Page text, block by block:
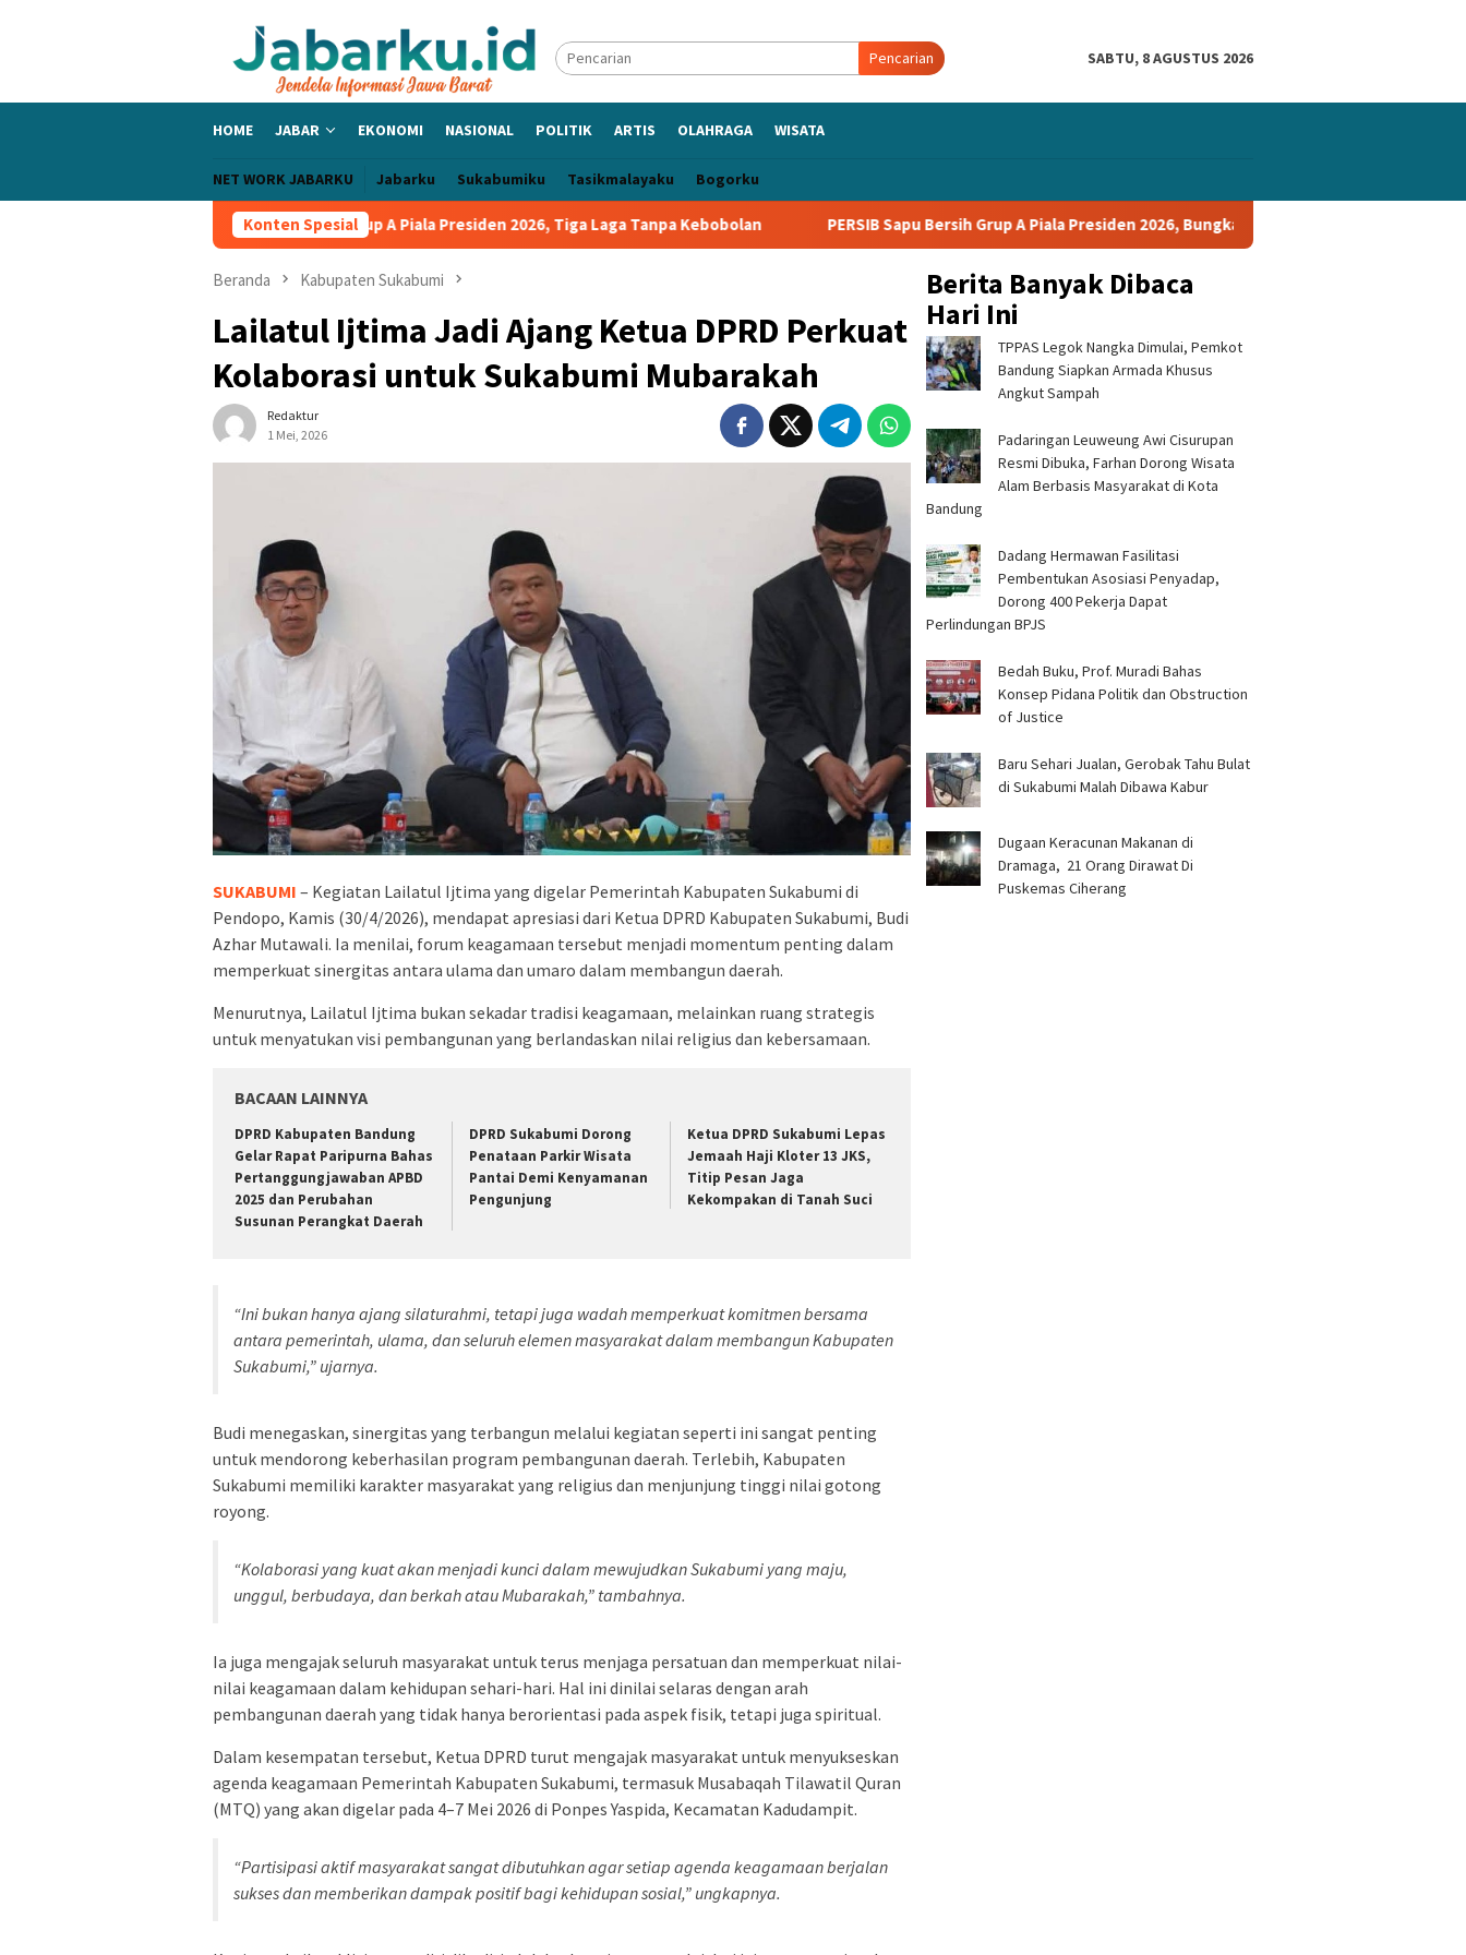
Pencarian SABTU, 8 AGUSTUS 2026
HOME JABAR EKONOMI NASIONAL POLITIK ARTIS OLAHRAGA WISATA
NET WORK JABARKU Jabarku Sukabumiku Tasikmalayaku Bogorku
Konten Spesial
Tolic Bangga PERSIB Sapu Bersih Grup A Piala Presiden 2026, Tiga Laga Tanpa Kebobolan PERSIB Sapu Bersih Grup A Piala Presiden 2026, Bungkam Tampines Rovers 1-0 dan Lolos ke
Beranda Kabupaten Sukabumi
Lailatul Ijtima Jadi Ajang Ketua DPRD Perkuat
Kolaborasi untuk Sukabumi Mubarakah
Redaktur
1 Mei, 2026
SUKABUMI – Kegiatan Lailatul Ijtima yang digelar Pemerintah Kabupaten Sukabumi di
Pendopo, Kamis (30/4/2026), mendapat apresiasi dari Ketua DPRD Kabupaten Sukabumi, Budi
Azhar Mutawali. Ia menilai, forum keagamaan tersebut menjadi momentum penting dalam
memperkuat sinergitas antara ulama dan umaro dalam membangun daerah.
Menurutnya, Lailatul Ijtima bukan sekadar tradisi keagamaan, melainkan ruang strategis
untuk menyatukan visi pembangunan yang berlandaskan nilai religius dan kebersamaan.
BACAAN LAINNYA
DPRD Kabupaten Bandung
Gelar Rapat Paripurna Bahas
Pertanggungjawaban APBD
2025 dan Perubahan
Susunan Perangkat Daerah
DPRD Sukabumi Dorong
Penataan Parkir Wisata
Pantai Demi Kenyamanan
Pengunjung
Ketua DPRD Sukabumi Lepas
Jemaah Haji Kloter 13 JKS,
Titip Pesan Jaga
Kekompakan di Tanah Suci
“Ini bukan hanya ajang silaturahmi, tetapi juga wadah memperkuat komitmen bersama
antara pemerintah, ulama, dan seluruh elemen masyarakat dalam membangun Kabupaten
Sukabumi,” ujarnya.
Budi menegaskan, sinergitas yang terbangun melalui kegiatan seperti ini sangat penting
untuk mendorong keberhasilan program pembangunan daerah. Terlebih, Kabupaten
Sukabumi memiliki karakter masyarakat yang religius dan menjunjung tinggi nilai gotong
royong.
“Kolaborasi yang kuat akan menjadi kunci dalam mewujudkan Sukabumi yang maju,
unggul, berbudaya, dan berkah atau Mubarakah,” tambahnya.
Ia juga mengajak seluruh masyarakat untuk terus menjaga persatuan dan memperkuat nilai-
nilai keagamaan dalam kehidupan sehari-hari. Hal ini dinilai selaras dengan arah
pembangunan daerah yang tidak hanya berorientasi pada aspek fisik, tetapi juga spiritual.
Dalam kesempatan tersebut, Ketua DPRD turut mengajak masyarakat untuk menyukseskan
agenda keagamaan Pemerintah Kabupaten Sukabumi, termasuk Musabaqah Tilawatil Quran
(MTQ) yang akan digelar pada 4–7 Mei 2026 di Ponpes Yaspida, Kecamatan Kadudampit.
“Partisipasi aktif masyarakat sangat dibutuhkan agar setiap agenda keagamaan berjalan
sukses dan memberikan dampak positif bagi kehidupan sosial,” ungkapnya.
Berita Banyak Dibaca
Hari Ini
TPPAS Legok Nangka Dimulai, Pemkot
Bandung Siapkan Armada Khusus
Angkut Sampah
Padaringan Leuweung Awi Cisurupan
Resmi Dibuka, Farhan Dorong Wisata
Alam Berbasis Masyarakat di Kota
Bandung
Dadang Hermawan Fasilitasi
Pembentukan Asosiasi Penyadap,
Dorong 400 Pekerja Dapat
Perlindungan BPJS
Bedah Buku, Prof. Muradi Bahas
Konsep Pidana Politik dan Obstruction
of Justice
Baru Sehari Jualan, Gerobak Tahu Bulat
di Sukabumi Malah Dibawa Kabur
‎Dugaan Keracunan Makanan di
Dramaga, 21 Orang Dirawat Di
Puskemas Ciherang ‎